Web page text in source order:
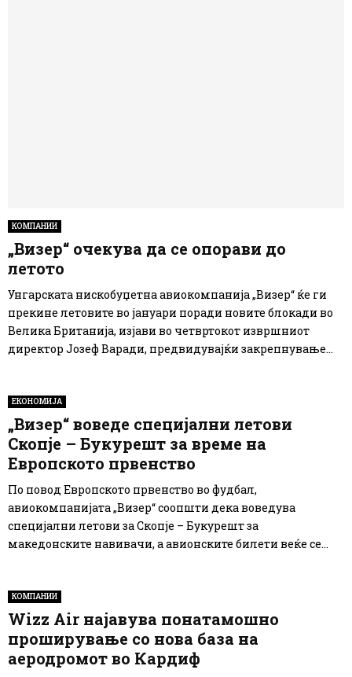
КОМПАНИИ
„Визер“ очекува да се опорави до
летото
Унгарската нискобуџетна авиокомпанија „Визер“ ќе ги
прекине летовите во јануари поради новите блокади во
Велика Британија, изјави во четвртокот извршниот
директор Јозеф Варади, предвидувајќи закрепнување...
ЕКОНОМИЈА
„Визер“ воведе специјални летови
Скопје – Букурешт за време на
Европското првенство
По повод Европското првенство во фудбал,
авиокомпанијата „Визер“ соопшти дека воведува
специјални летови за Скопје – Букурешт за
македонските навивачи, а авионските билети веќе се...
КОМПАНИИ
Wizz Air најавува понатамошно
проширување со нова база на
аеродромот во Кардиф